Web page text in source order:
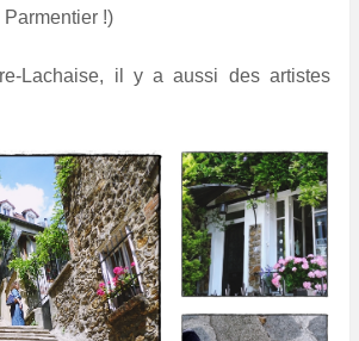
!)
Lachaise, il y a aussi des artistes